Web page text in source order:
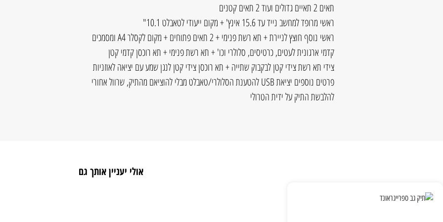
תאים 2 תאיים גדולים ועוד 2 תאים קטנים
ראשי מרופד למחשב נייד עד 15.6 אינץ' + מקום ייעודי לטאבלט 10.1"
ראשי נוסף חוצץ לניירת + תא רשת פנימי + 2 תאים פתוחים + מקום לקסלר A4 ומסמכים
קדמי ארגונית לעטים, כרטיסים, סלולרי וכו' + תא רשת פנימי + תא רוכסן קדמי קטן
צידי תא רשת צידי קטן לבקבוק שתייה + תא רוכסן צידי קטן לנגן שמע עם יציאה לאוזניות
פרטים נוספים יציאת USB להטענת הסלולרי/טאבלט מבלי להוציאם מהתיק, שרוול אחורי
להלבשת התיק על ידית הטרולי
אולי יעניין אותך גם